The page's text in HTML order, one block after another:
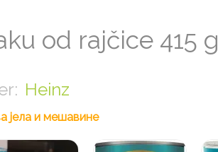
od rajčice 415 g
Heinz
јела и мешавине